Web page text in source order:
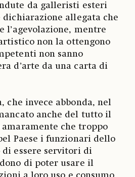
da galleristi esteri
dichiarazione allegata che
l’agevolazione, mentre
non la ottengono
non sanno
d’arte da una carta di
che invece abbonda, nel
anche del tutto il
amaramente che troppo
Paese i funzionari dello
di essere servitori di
di poter usare il